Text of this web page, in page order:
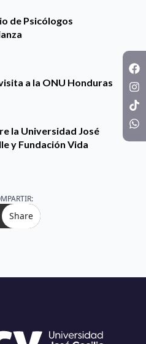
de Psicólogos
a la ONU Honduras
la Universidad José
y Fundación Vida
Share